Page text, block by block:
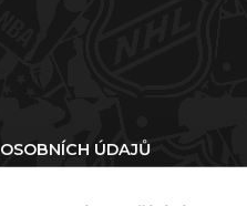
ÚDAJŮ